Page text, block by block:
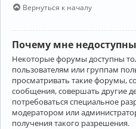
Вернуться к началу
Почему мне
Некоторые форумы доступны
пользователям или группам
просматривать такие форумы,
сообщения, совершать другие
потребоваться специальное
модератором или
получения такого разрешения.